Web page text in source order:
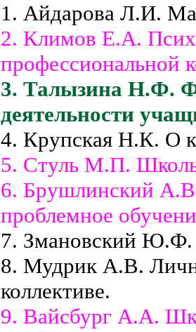
1. Айдарова Л.И.
2. Климов Е.А.
профессиональной
3. Талызина Н.Ф.
деятельности
4. Крупская Н.К. О
5. Стуль М.П.
6. Брушлинский
проблемное
7. Змановский Ю.Ф.
8. Мудрик А.В.
коллективе.
9. Вайсбург А.А.